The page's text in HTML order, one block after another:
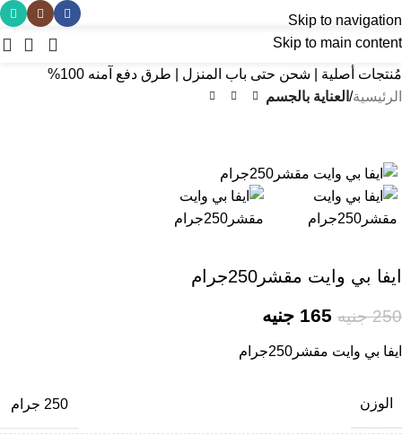
Skip to navigation
Skip to main content
01559944058
مُنتجات أصلية | شحن حتى باب المنزل | طرق دفع آمنه 100%
الرئيسية العناية بالجسم
ايفا بي وايت مقشر250جرام
250 جنيه 165 جنيه
ايفا بي وايت مقشر250جرام
الوزن 250 جرام